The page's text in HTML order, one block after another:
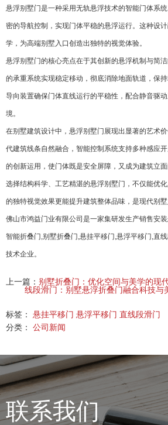
悬浮别墅门是一种采用无轨悬浮技术的智能门体系
密的导航控制，实现门体平稳的悬浮运行。这种设
学，为高端别墅入口创造出独特的视觉体验。
悬浮别墅门的核心亮点在于其创新的悬浮机制与简
的承重系统实现稳定移动，彻底消除地面轨道，保
导向装置确保门体直线运行的平稳性，配合静音驱
境。
在别墅建筑设计中，悬浮别墅门展现出显著的艺术
代建筑线条自然融合，智能控制系统支持多种感应
的创新运用，使门体既是安全屏障，又成为建筑立面
选择结构科学、工艺精湛的悬浮别墅门，不仅能优
的独特视觉效果更能提升建筑整体品味，是现代别墅
佛山市鸿益门业有限公司是一家集研发生产销售安
智能折叠门,别墅折叠门,悬挂平移门,悬浮平移门,直
技术企业。
上一篇： 别墅折叠门：优化空间与美学的现
线段滑门：别墅悬浮折叠门融合科技与
标签： 悬挂平移门 悬浮平移门 直线段滑门
分类： 公司新闻
联系我们